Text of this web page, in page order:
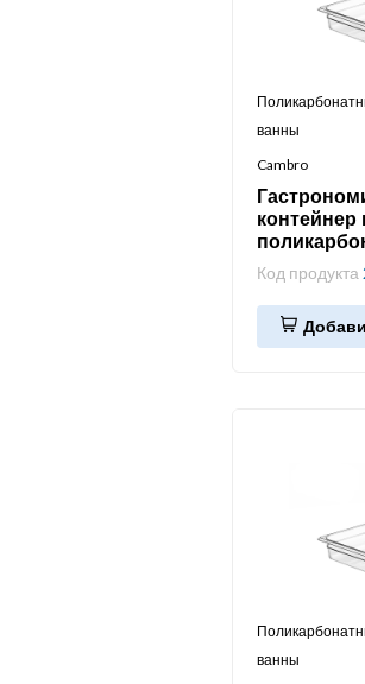
ванны
Cambro
контейнер
Код продукта
ванны